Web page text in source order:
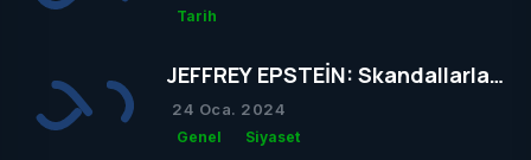
Tarih
JEFFREY EPSTEİN: Skandallarla
Dolu Bir Hayatın Ardındaki Gizem
24 Oca. 2024
Genel Siyaset